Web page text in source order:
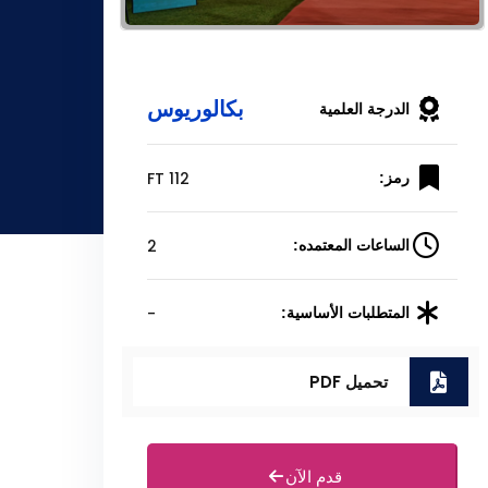
الدرجة العلمية بكالوريوس
رمز: FT 112
الساعات المعتمده: 2
المتطلبات الأساسية: -
تحميل PDF
قدم الآن